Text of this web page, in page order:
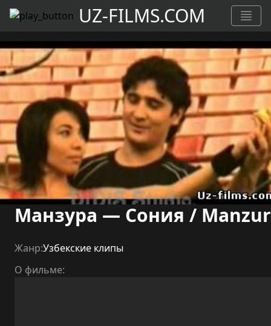
UZ-FILMS.COM
Манзура — Сония /
Жанр:Узбекские клипы
О фильме: